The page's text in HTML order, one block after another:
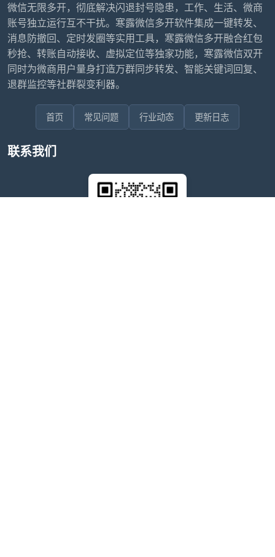
微信无限多开，彻底解决闪退封号隐患，工作、生活、微商
账号独立运行互不干扰。寒露微信多开软件集成一键转发、
消息防撤回、定时发圈等实用工具，寒露微信多开融合红包
秒抢、转账自动接收、虚拟定位等独家功能，寒露微信双开
同时为微商用户量身打造万群同步转发、智能关键词回复、
退群监控等社群裂变利器。
首页 常见问题 行业动态 更新日志
联系我们